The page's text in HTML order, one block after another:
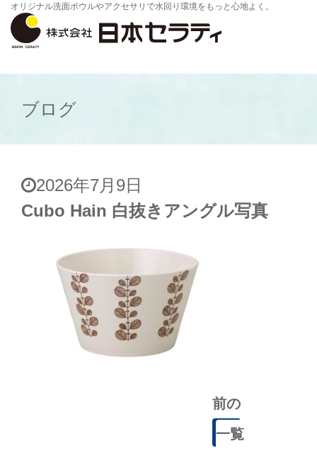
オリジナル洗面ボウルやアクセサリで水回り環境をもっと心地よく。
ブログ
2026年7月9日
Cubo Hain 白抜きアングル写真
前の
記事
一覧